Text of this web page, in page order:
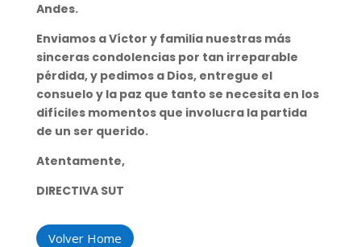
Andes.
Enviamos aVíctor y familia nuestras más
sinceras condolencias por tan irreparable
pérdida, y pedimos a Dios, entregue el
consuelo y la paz que tanto se necesita en los
difíciles momentos que involucra la partida
de un ser querido.
Atentamente,
DIRECTIVA SUT
Volver Home